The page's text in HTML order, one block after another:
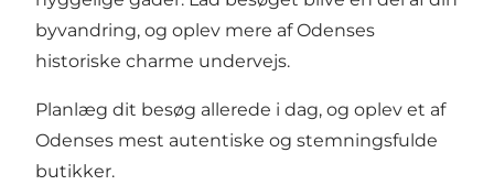
byvandring, og oplev mere af Odenses
historiske charme undervejs.
Planlæg dit besøg allerede i dag, og oplev et af
Odenses mest autentiske og stemningsfulde
butikker.